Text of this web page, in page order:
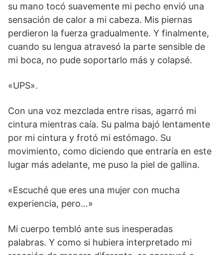
su mano tocó suavemente mi pecho envió una
sensación de calor a mi cabeza. Mis piernas
perdieron la fuerza gradualmente. Y finalmente,
cuando su lengua atravesó la parte sensible de
mi boca, no pude soportarlo más y colapsé.
«UPS».
Con una voz mezclada entre risas, agarró mi
cintura mientras caía. Su palma bajó lentamente
por mi cintura y frotó mi estómago. Su
movimiento, como diciendo que entraría en este
lugar más adelante, me puso la piel de gallina.
«Escuché que eres una mujer con mucha
experiencia, pero…»
Mi cuerpo tembló ante sus inesperadas
palabras. Y como si hubiera interpretado mi